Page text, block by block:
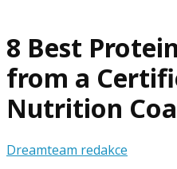
8 Best
from a
Nutrition
Dreamteam redakce